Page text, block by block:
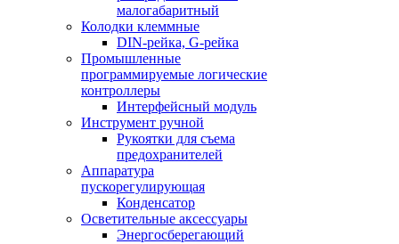
малогабаритный
Колодки клеммные
DIN-рейка, G-рейка
Промышленные
программируемые логические
контроллеры
Интерфейсный модуль
Инструмент ручной
Рукоятки для съема
предохранителей
Аппаратура
пускорегулирующая
Конденсатор
Осветительные аксессуары
Энергосберегающий